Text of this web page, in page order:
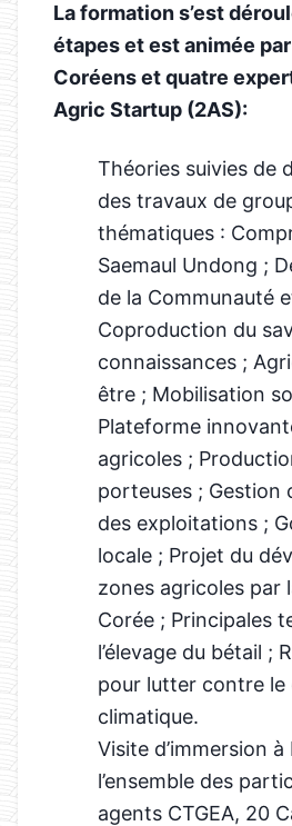
La formation s’est
étapes et est animée
Coréens et quatre
Agric Startup (2AS):
Théories suivies de
des travaux de
thématiques :
Saemaul Undong ;
de la Communauté
Coproduction du
connaissances ;
être ; Mobilisation
Plateforme
agricoles ;
porteuses ; Gestion
des exploitations ;
locale ; Projet du
zones agricoles par
Corée ; Principales
l’élevage du bétail ;
pour lutter contre le
climatique.
Visite d’immersion
l’ensemble des
agents CTGEA, 20